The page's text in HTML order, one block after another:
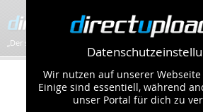
Wir nutzen auf unserer Webseite
Einige sind essentiell, während
unser Portal für dich zu
„Der schnellste Bilder-Hoster im Web!”
Kontakt & Support